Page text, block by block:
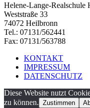
Helene-Lange-Realschule
Weststraße 33
74072 Heilbronn
Tel.: 07131/562441
Fax: 07131/563788
KONTAKT
IMPRESSUM
DATENSCHUTZ
Diese Website nutzt
zu können. Zustimmen